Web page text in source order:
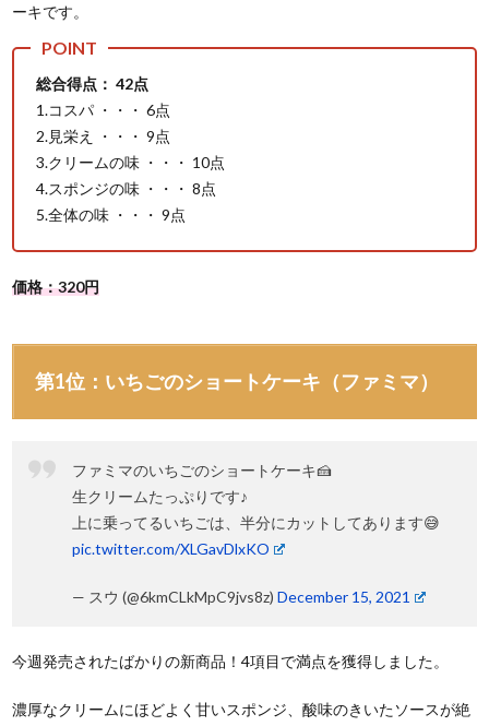
ーキです。
総合得点： 42点
1.コスパ ・・・ 6点
2.見栄え ・・・ 9点
3.クリームの味 ・・・ 10点
4.スポンジの味 ・・・ 8点
5.全体の味 ・・・ 9点
価格：320円
第1位：いちごのショートケーキ（ファミマ）
ファミマのいちごのショートケーキ🍰
生クリームたっぷりです♪
上に乗ってるいちごは、半分にカットしてあります😅
pic.twitter.com/XLGavDlxKO
— スウ (@6kmCLkMpC9jvs8z)December 15, 2021
今週発売されたばかりの新商品！4項目で満点を獲得しました。
濃厚なクリームにほどよく甘いスポンジ、酸味のきいたソースが絶